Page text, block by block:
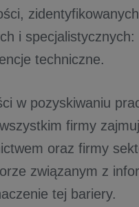
i
techniczne.
w pozyskiwaniu
firmy
oraz firmy
związanym z
tej bariery.